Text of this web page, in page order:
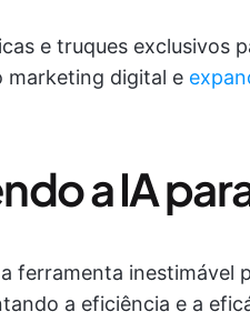
e truques exclusivos
marketing digital e
a IA
ferramenta inestimável
a eficiência e a